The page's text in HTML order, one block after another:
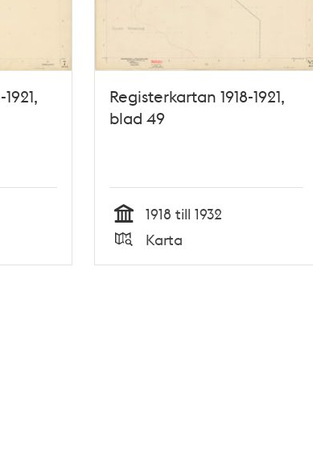
Registerkartan 1918-1921,
blad 49
Tid
1918 till 1932
Typ
Karta